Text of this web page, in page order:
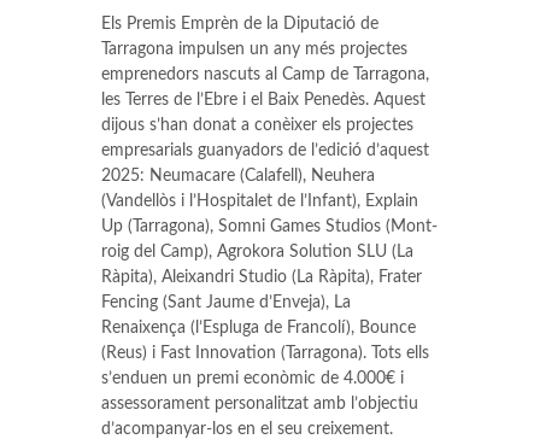
Els Premis Emprèn de la Diputació de
Tarragona impulsen un any més projectes
emprenedors nascuts al Camp de Tarragona,
les Terres de l’Ebre i el Baix Penedès. Aquest
dijous s’han donat a conèixer els projectes
empresarials guanyadors de l’edició d’aquest
2025: Neumacare (Calafell), Neuhera
(Vandellòs i l’Hospitalet de l’Infant), Explain
Up (Tarragona), Somni Games Studios (Mont-
roig del Camp), Agrokora Solution SLU (La
Ràpita), Aleixandri Studio (La Ràpita), Frater
Fencing (Sant Jaume d’Enveja), La
Renaixença (l’Espluga de Francolí), Bounce
(Reus) i Fast Innovation (Tarragona). Tots ells
s’enduen un premi econòmic de 4.000€ i
assessorament personalitzat amb l’objectiu
d’acompanyar-los en el seu creixement.